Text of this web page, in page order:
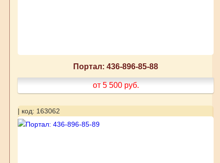
Портал: 436-896-85-88
от 5 500 руб.
| код: 163062